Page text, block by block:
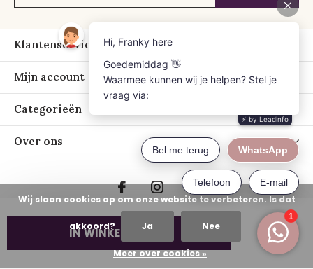
IN WINKELWAGEN
Klantenservice
Mijn account
Categorieën
Over ons
© Copyright2026- Just Franky
Wij slaan cookies op om onze website te verbeteren. Is dat
akkoord? Ja Nee
Meer over cookies »